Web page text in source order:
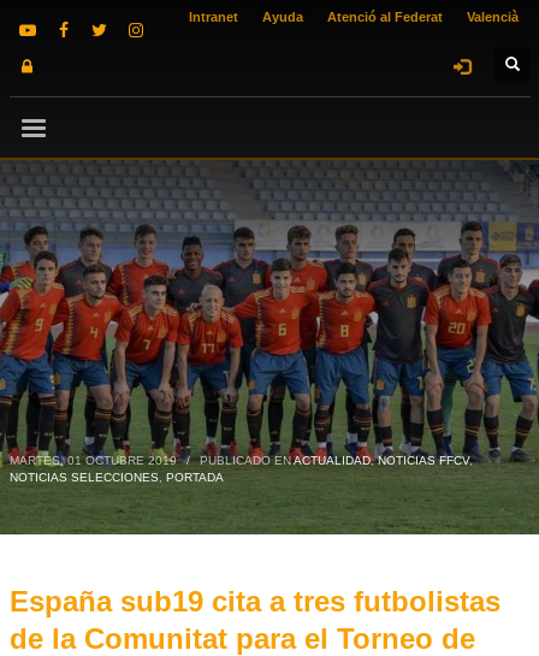
Intranet Ayuda Atenció al Federat Valencià
MARTES, 01 OCTUBRE 2019 / PUBLICADO ENACTUALIDAD,NOTICIAS FFCV,
NOTICIAS SELECCIONES, PORTADA
España sub19 cita a tres futbolistas
de la Comunitat para el Torneo de